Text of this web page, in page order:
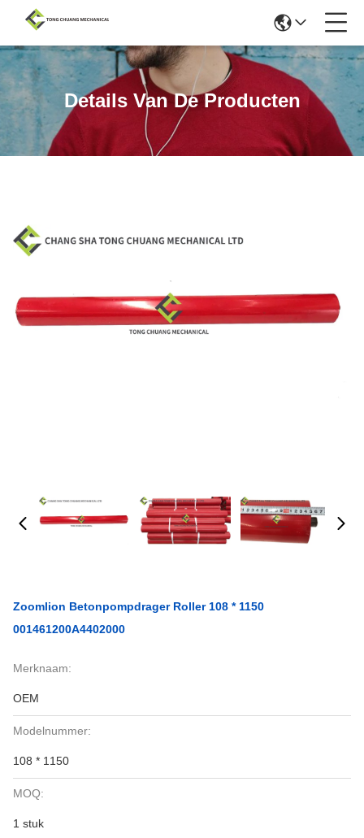
Details Van De Producten
Zoomlion Betonpompdrager Roller 108 * 1150
001461200A4402000
Merknaam:
OEM
Modelnummer:
108 * 1150
MOQ:
1 stuk